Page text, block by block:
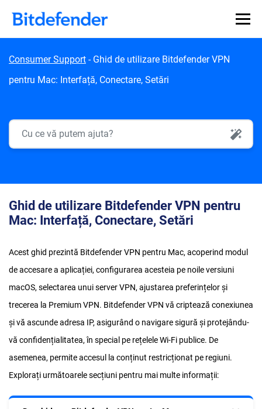
Consumer Support - Ghid de utilizare Bitdefender VPN
pentru Mac: Interfață, Conectare, Setări
Ghid de utilizare Bitdefender VPN pentru
Mac: Interfață, Conectare, Setări
Acest ghid prezintă Bitdefender VPN pentru Mac, acoperind modul
de accesare a aplicației, configurarea acesteia pe noile versiuni
macOS, selectarea unui server VPN, ajustarea preferințelor și
trecerea la Premium VPN. Bitdefender VPN vă criptează conexiunea
și vă ascunde adresa IP, asigurând o navigare sigură și protejându-
vă confidențialitatea, în special pe rețelele Wi-Fi publice. De
asemenea, permite accesul la conținut restricționat pe regiuni.
Explorați următoarele secțiuni pentru mai multe informații: